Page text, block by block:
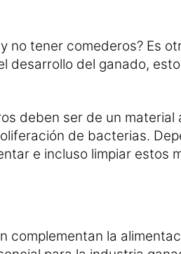
no tener comederos? Es
desarrollo del ganado,
deben ser de un
de bacterias.
e incluso limpiar estos
complementan la